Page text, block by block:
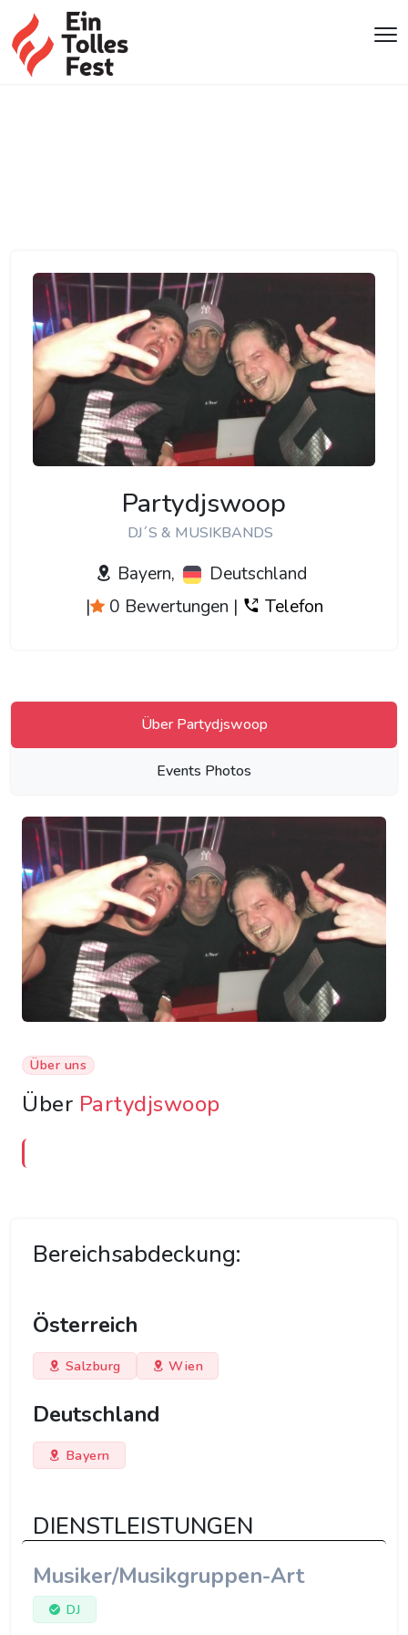
Partydjswoop
DJ´S & MUSIKBANDS
Bayern,
Deutschland
|
0 Bewertungen | Telefon
Über Partydjswoop
Events Photos
Über uns
Über Partydjswoop
Bereichsabdeckung:
Österreich
Salzburg Wien
Deutschland
Bayern
DIENSTLEISTUNGEN
Musiker/Musikgruppen-Art
DJ